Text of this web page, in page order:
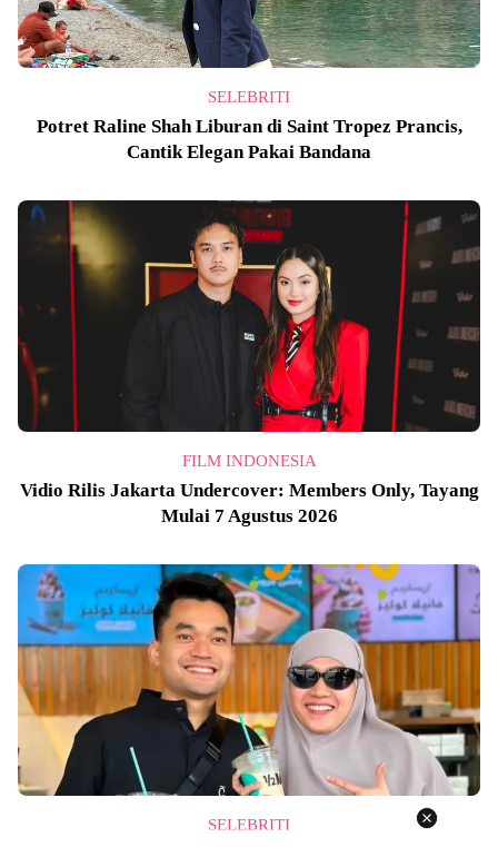
SELEBRITI
Potret Raline Shah Liburan di Saint Tropez Prancis,
Cantik Elegan Pakai Bandana
FILM INDONESIA
Vidio Rilis Jakarta Undercover: Members Only, Tayang
Mulai 7 Agustus 2026
SELEBRITI